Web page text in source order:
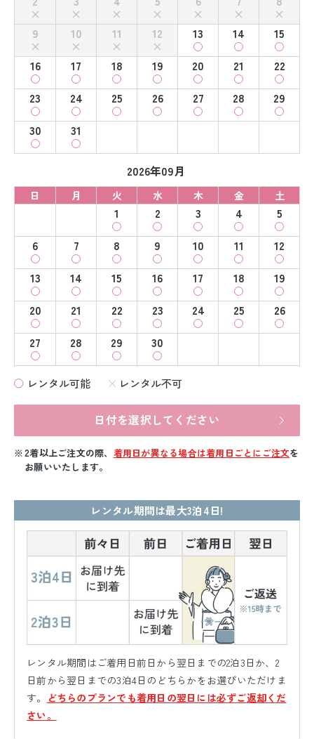
9
10 11 12 13 14
15
16
17 18 19 20 21
22
23
24 25 26 27 28
29
30
31
2026年09月
日 月 火 水 木 金 土
1 2 3 4
5
6
7 8 9 10 11
12
13
14 15 16 17 18
19
20
21 22 23 24 25
26
27
28 29 30
レンタル可能 レンタル不可
日付を選択してください
2着以上ご注文の際、 着用日が異なる場合は着用日ごとにご注文を
お願いいたします。
レンタル期間は最大3泊4日!
レンタル期間はご着用日前日から翌日までの2泊3日か、2
日前から翌日までの3泊4日のどちらかをお選びいただけま
す。
どちらのプランでも着用日の翌日には必ずご返却くだ
さい。